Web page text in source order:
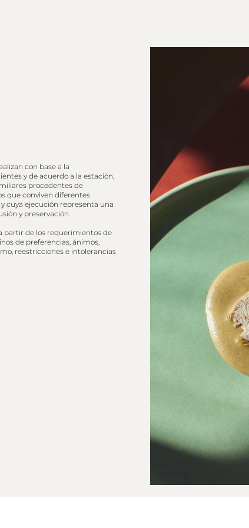
con base a la
y de acuerdo a la estación,
procedentes de
que conviven diferentes
cuya ejecución representa una
y preservación.
partir de los requerimientos de
de preferencias, ánimos,
reestricciones e intolerancias